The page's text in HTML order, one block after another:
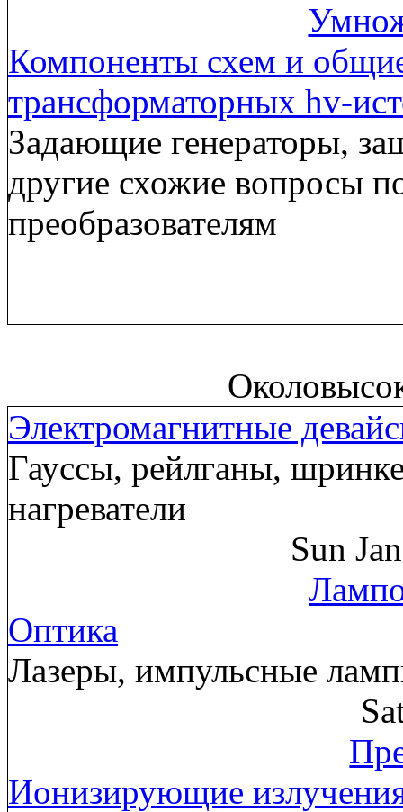
Компоненты схем и
трансформаторных hv-
Задающие генераторы,
другие схожие вопросы
преобразователям
Электромагнитные
Гауссы, рейлганы,
нагреватели
Sun
Оптика
Лазеры, импульсные
Ионизирующие